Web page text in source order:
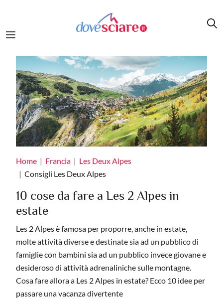
Home Francia
Les Deux Alpes
Consigli Les Deux Alpes
10 cose da fare a Les 2 Alpes in
estate
Les 2 Alpes è famosa per proporre, anche in estate,
molte attività diverse e destinate sia ad un pubblico di
famiglie con bambini sia ad un pubblico invece giovane e
desideroso di attività adrenaliniche sulle montagne.
Cosa fare allora a Les 2 Alpes in estate? Ecco 10 idee per
passare una vacanza divertente